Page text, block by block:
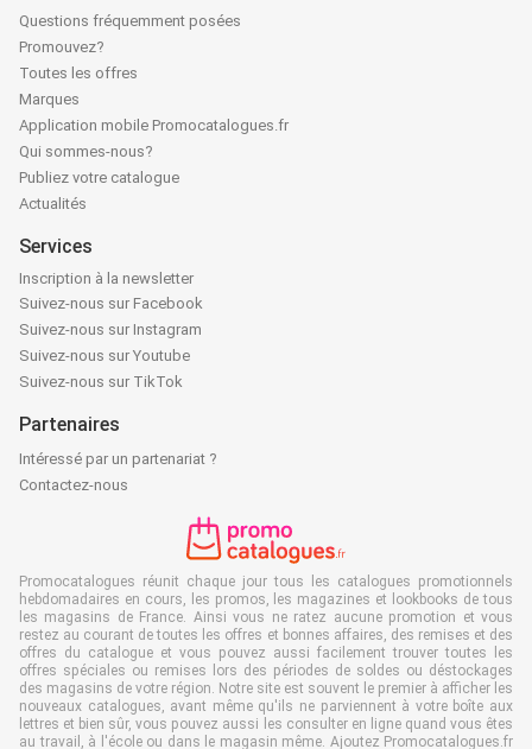
Questions fréquemment posées
Promouvez?
Toutes les offres
Marques
Application mobile Promocatalogues.fr
Qui sommes-nous?
Publiez votre catalogue
Actualités
Services
Inscription à la newsletter
Suivez-nous sur Facebook
Suivez-nous sur Instagram
Suivez-nous sur Youtube
Suivez-nous sur TikTok
Partenaires
Intéressé par un partenariat ?
Contactez-nous
Promocatalogues réunit chaque jour tous les catalogues promotionnels
hebdomadaires en cours, les promos, les magazines et lookbooks de tous
les magasins de France. Ainsi vous ne ratez aucune promotion et vous
restez au courant de toutes les offres et bonnes affaires, des remises et des
offres du catalogue et vous pouvez aussi facilement trouver toutes les
offres spéciales ou remises lors des périodes de soldes ou déstockages
des magasins de votre région. Notre site est souvent le premier à afficher les
nouveaux catalogues, avant même qu'ils ne parviennent à votre boîte aux
lettres et bien sûr, vous pouvez aussi les consulter en ligne quand vous êtes
au travail, à l'école ou dans le magasin même. Ajoutez Promocatalogues.fr